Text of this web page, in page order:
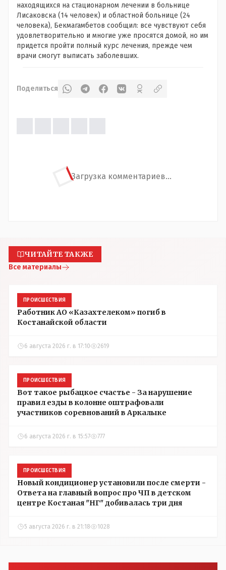
находящихся на стационарном лечении в больнице
Лисаковска (14 человек) и областной больнице (24
человека), Бекмагамбетов сообщил: все чувствуют себя
удовлетворительно и многие уже просятся домой, но им
придется пройти полный курс лечения, прежде чем
врачи смогут выписать заболевших.
Поделиться
Загрузка комментариев...
ЧИТАЙТЕ ТАКЖЕ
Все материалы
ПРОИСШЕСТВИЯ
Работник АО «Казахтелеком» погиб в
Костанайской области
6 августа 2026 г. в 17:10 2619
ПРОИСШЕСТВИЯ
Вот такое рыбацкое счастье - За нарушение
правил езды в колонне оштрафовали
участников соревнований в Аркалыке
6 августа 2026 г. в 15:57 777
ПРОИСШЕСТВИЯ
Новый кондиционер установили после смерти -
Ответа на главный вопрос про ЧП в детском
центре Костаная "НГ" добивалась три дня
5 августа 2026 г. в 21:18 1028